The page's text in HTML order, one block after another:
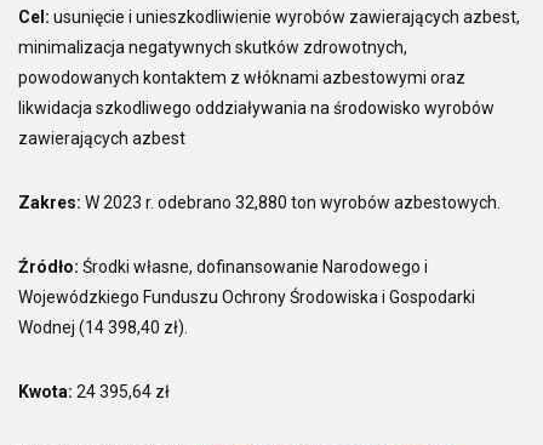
Cel: usunięcie i unieszkodliwienie wyrobów zawierających azbest,
minimalizacja negatywnych skutków zdrowotnych,
powodowanych kontaktem z włóknami azbestowymi oraz
likwidacja szkodliwego oddziaływania na środowisko wyrobów
zawierających azbest
Zakres: W 2023 r. odebrano 32,880 ton wyrobów azbestowych.
Źródło: Środki własne, dofinansowanie Narodowego i
Wojewódzkiego Funduszu Ochrony Środowiska i Gospodarki
Wodnej (14 398,40 zł).
Kwota: 24 395,64 zł